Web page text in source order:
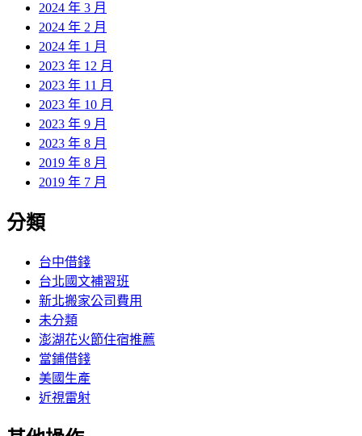
2024 年 3 月
2024 年 2 月
2024 年 1 月
2023 年 12 月
2023 年 11 月
2023 年 10 月
2023 年 9 月
2023 年 8 月
2019 年 8 月
2019 年 7 月
分類
台中借錢
台北國文補習班
新北搬家公司費用
未分類
澎湖花火節住宿推薦
當鋪借錢
美國生產
近視雷射